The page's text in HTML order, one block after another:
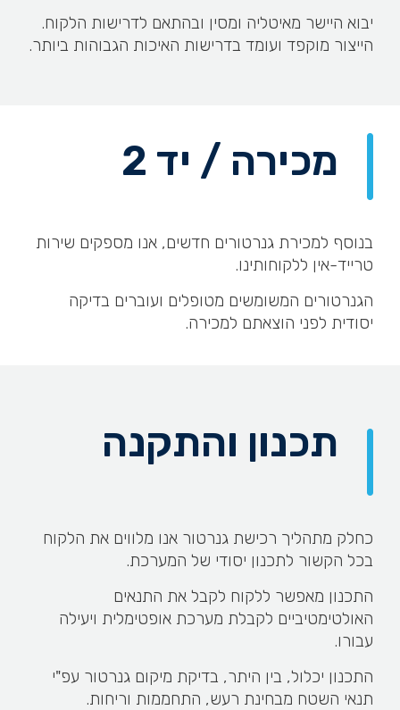
יבוא היישר מאיטליה ומסין ובהתאם לדרישות הלקוח.
הייצור מוקפד ועומד בדרישות האיכות הגבוהות ביותר.
מכירה / יד 2
בנוסף למכירת גנרטורים חדשים, אנו מספקים שירות
טרייד-אין ללקוחותינו.
הגנרטורים המשומשים מטופלים ועוברים בדיקה
יסודית לפני הוצאתם למכירה.
תכנון והתקנה
כחלק מתהליך רכישת גנרטור אנו מלווים את הלקוח
בכל הקשור לתכנון יסודי של המערכת.
התכנון מאפשר ללקוח לקבל את התנאים
האולטימטיביים לקבלת מערכת אופטימלית ויעילה
עבורו.
התכנון יכלול, בין היתר, בדיקת מיקום גנרטור עפ"י
תנאי השטח מבחינת רעש, התחממות וריחות.